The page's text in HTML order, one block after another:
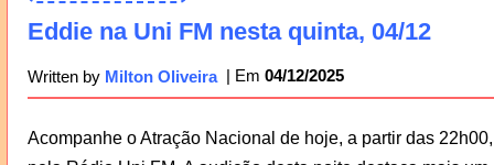
Eddie na Uni FM nesta quinta, 04/12
Written by Milton Oliveira 04/12/2025
Acompanhe o Atração Nacional de hoje, a partir das 22h00,